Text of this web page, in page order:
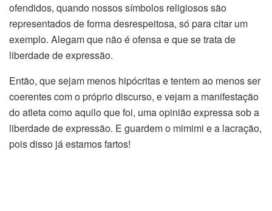
ofendidos, quando nossos símbolos religiosos são
representados de forma desrespeitosa, só para citar um
exemplo. Alegam que não é ofensa e que se trata de
liberdade de expressão.
Então, que sejam menos hipócritas e tentem ao menos ser
coerentes com o próprio discurso, e vejam a manifestação
do atleta como aquilo que foi, uma opinião expressa sob a
liberdade de expressão. E guardem o mimimi e a lacração,
pois disso já estamos fartos!